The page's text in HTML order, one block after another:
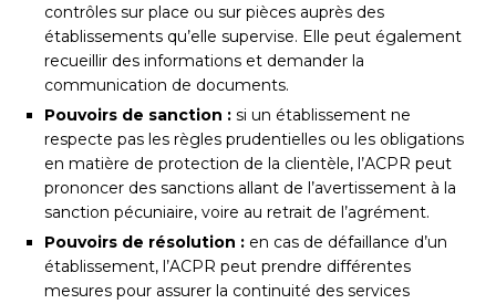
contrôles sur place ou sur pièces auprès des
établissements qu’elle supervise. Elle peut également
recueillir des informations et demander la
communication de documents.
Pouvoirs de sanction : si un établissement ne
respecte pas les règles prudentielles ou les obligations
en matière de protection de la clientèle, l’ACPR peut
prononcer des sanctions allant de l’avertissement à la
sanction pécuniaire, voire au retrait de l’agrément.
Pouvoirs de résolution : en cas de défaillance d’un
établissement, l’ACPR peut prendre différentes
mesures pour assurer la continuité des services